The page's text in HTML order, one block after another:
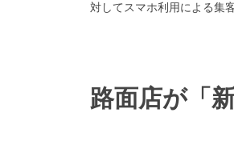
対してスマホ利用による集
路面店が「